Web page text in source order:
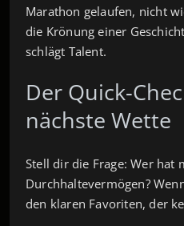
Marathon gelaufen, nicht
die Krönung einer
schlägt Talent.
Der Quick-
nächste Wette
Stell dir die Frage: Wer hat
Durchhaltevermögen?
den klaren Favoriten, der